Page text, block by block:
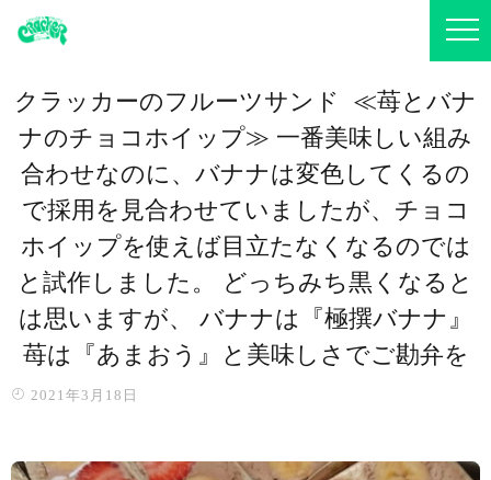
クラッカーのフルーツサンド ️ ≪苺とバナ
ナのチョコホイップ≫ 一番美味しい組み
合わせなのに、バナナは変色してくるの
で採用を見合わせていましたが、チョコ
ホイップを使えば目立たなくなるのでは
と試作しました。 どっちみち黒くなると
は思いますが、 バナナは『極撰バナナ』
苺は『あまおう』と美味しさでご勘弁を️
2021年3月18日